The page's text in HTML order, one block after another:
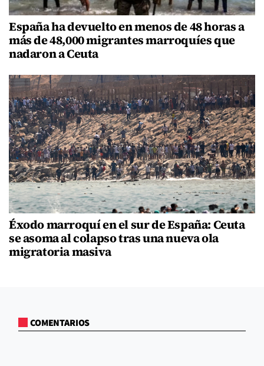
España ha devuelto en menos de 48 horas a
más de 48,000 migrantes marroquíes que
nadaron a Ceuta
Éxodo marroquí en el sur de España: Ceuta
se asoma al colapso tras una nueva ola
migratoria masiva
COMENTARIOS